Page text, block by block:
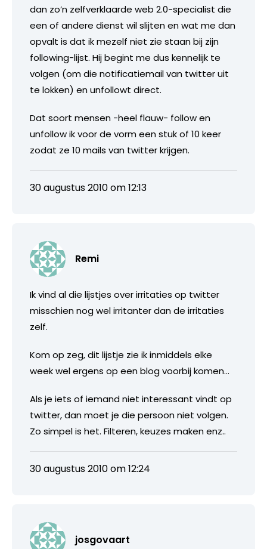
dan zo’n zelfverklaarde web 2.0-specialist die
een of andere dienst wil slijten en wat me dan
opvalt is dat ik mezelf niet zie staan bij zijn
following-lijst. Hij begint me dus kennelijk te
volgen (om die notificatiemail van twitter uit
te lokken) en unfollowt direct.
Dat soort mensen -heel flauw- follow en
unfollow ik voor de vorm een stuk of 10 keer
zodat ze 10 mails van twitter krijgen.
30 augustus 2010 om 12:13
Remi
Ik vind al die lijstjes over irritaties op twitter
misschien nog wel irritanter dan de irritaties
zelf.
Kom op zeg, dit lijstje zie ik inmiddels elke
week wel ergens op een blog voorbij komen…
Als je iets of iemand niet interessant vindt op
twitter, dan moet je die persoon niet volgen.
Zo simpel is het. Filteren, keuzes maken enz..
30 augustus 2010 om 12:24
josgovaart